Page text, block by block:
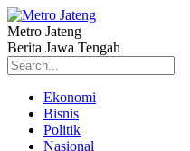
Metro Jateng
Berita Jawa Tengah
Ekonomi
Bisnis
Politik
Nasional